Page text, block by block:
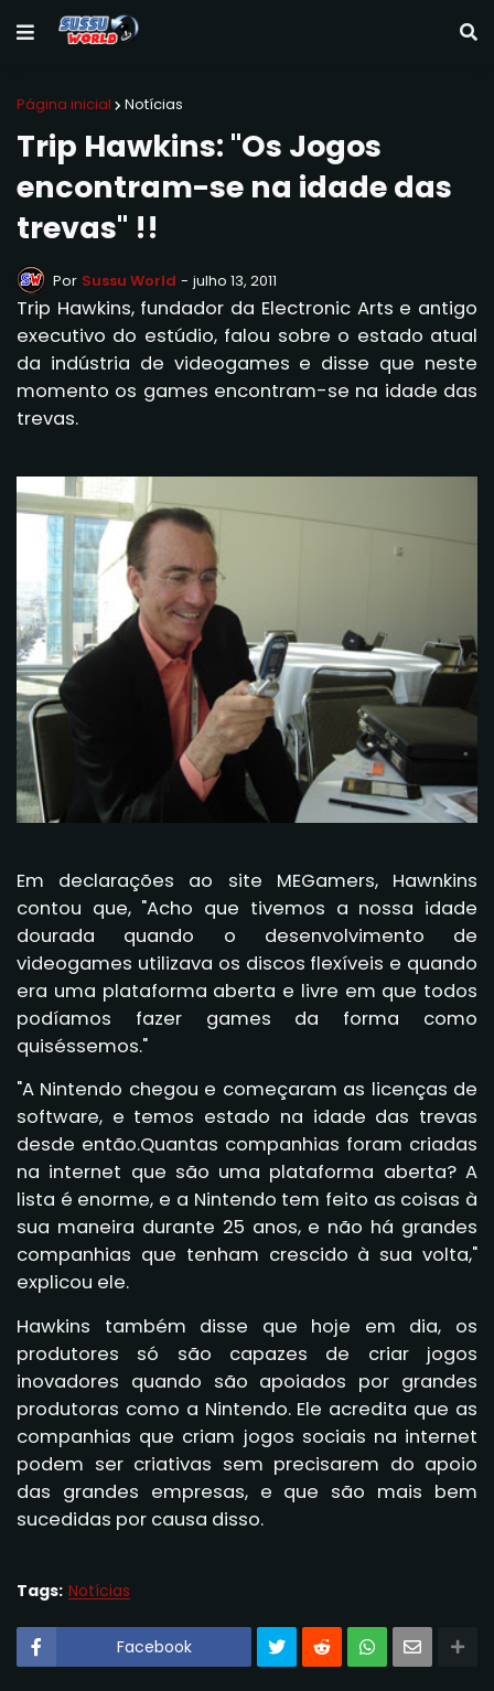
Página inicial Notícias
Trip Hawkins: "Os Jogos
encontram-se na idade das
trevas" !!
Por Sussu World - julho 13, 2011
Trip Hawkins, fundador da Electronic Arts e antigo
executivo do estúdio, falou sobre o estado atual
da indústria de videogames e disse que neste
momento os games encontram-se na idade das
trevas.
Em declarações ao site MEGamers, Hawnkins
contou que, "Acho que tivemos a nossa idade
dourada quando o desenvolvimento de
videogames utilizava os discos flexíveis e quando
era uma plataforma aberta e livre em que todos
podíamos fazer games da forma como
quiséssemos."
"A Nintendo chegou e começaram as licenças de
software, e temos estado na idade das trevas
desde então.Quantas companhias foram criadas
na internet que são uma plataforma aberta? A
lista é enorme, e a Nintendo tem feito as coisas à
sua maneira durante 25 anos, e não há grandes
companhias que tenham crescido à sua volta,"
explicou ele.
Hawkins também disse que hoje em dia, os
produtores só são capazes de criar jogos
inovadores quando são apoiados por grandes
produtoras como a Nintendo. Ele acredita que as
companhias que criam jogos sociais na internet
podem ser criativas sem precisarem do apoio
das grandes empresas, e que são mais bem
sucedidas por causa disso.
Tags: Notícias
Facebook